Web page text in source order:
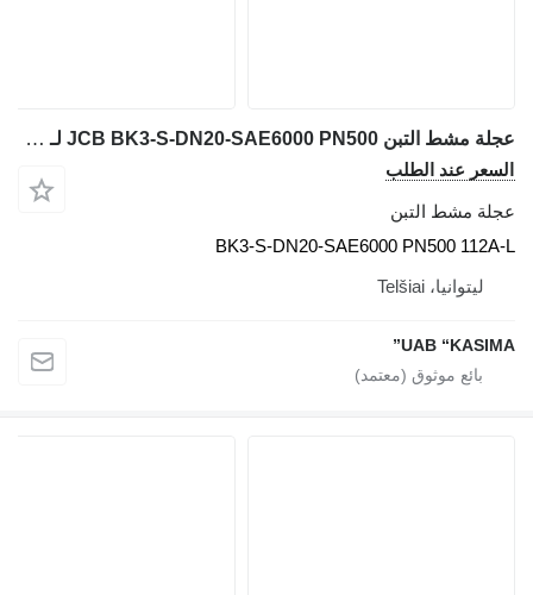
عجلة مشط التبن JCB BK3-S-DN20-SAE6000 PN500 لـ حفارة JCB JS130W
السعر عند الطلب
عجلة مشط التبن
BK3-S-DN20-SAE6000 PN500 112A-L
ليتوانيا، Telšiai
UAB “KASIMA”